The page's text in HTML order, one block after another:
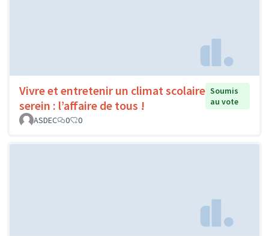
Vivre et entretenir un climat scolaire
serein : l’affaire de tous !
Soumis
au vote
ASDEC
0 0